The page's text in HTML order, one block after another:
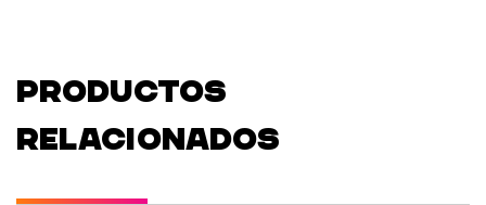
PRODUCTOS
RELACIONADOS